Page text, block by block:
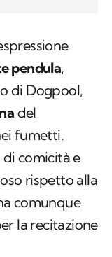
pendula,
di Dogpool,
del
fumetti.
comicità e
rispetto alla
comunque
la recitazione